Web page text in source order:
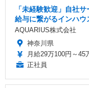
「未経験歓迎」自社
給与に繋がるインハ
AQUARIUS株式会社
神奈川県
月給29万100円～45
正社員